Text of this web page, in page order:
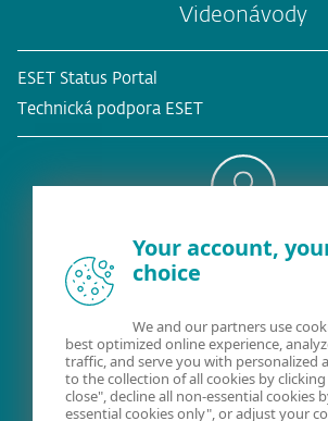
Videonávody
ESET Status Portal
Technická podpora ESET
Existujúci
Kontaktujte
02/322 44 444(pracovné dni
Your account,
choice
We and our partners use
best optimized online experience,
traffic, and serve you with personalized
to the collection of all cookies by clicking
close", decline all non-essential cookies
essential cookies only", or adjust your